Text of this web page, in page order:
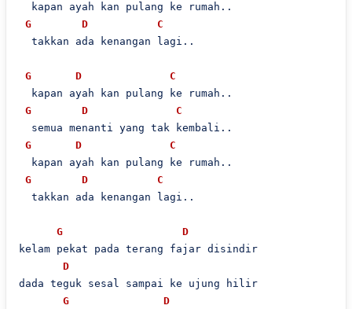
  kapan ayah kan pulang ke rumah..
G
D
C
  takkan ada kenangan lagi..
G D
C
  kapan ayah kan pulang ke rumah..
G
D
C
  semua menanti yang tak kembali..
G
D
C
  kapan ayah kan pulang ke rumah..
G
D
C
  takkan ada kenangan lagi..
G
D
kelam pekat pada terang fajar disindir
D
dada teguk sesal sampai ke ujung hilir
G
D